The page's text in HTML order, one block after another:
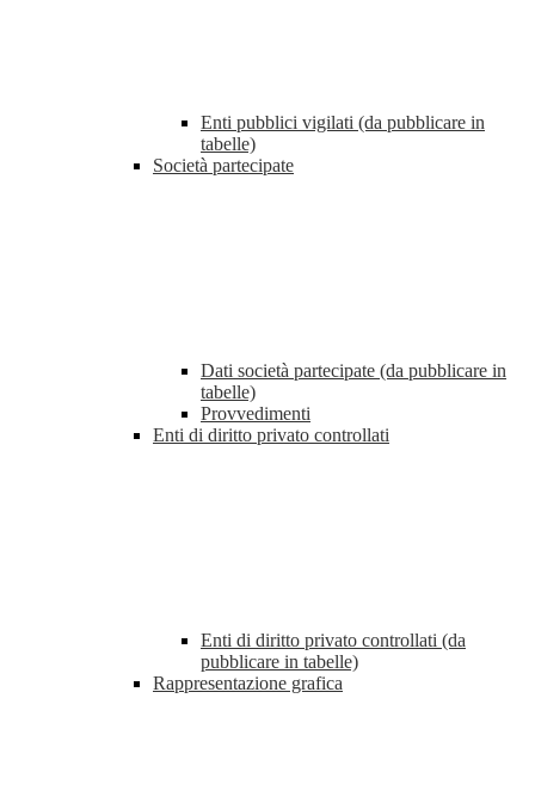
Enti pubblici vigilati (da pubblicare in
tabelle)
Società partecipate
Dati società partecipate (da pubblicare in
tabelle)
Provvedimenti
Enti di diritto privato controllati
Enti di diritto privato controllati (da
pubblicare in tabelle)
Rappresentazione grafica